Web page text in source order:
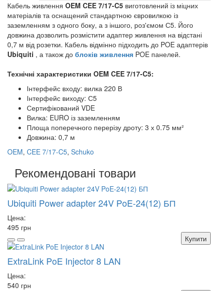
Кабель живлення OEM CEE 7/17-C5 виготовлений із міцних
матеріалів та оснащений стандартною євровилкою із
заземленням з одного боку, а з іншого, роз'ємом С5. Його
довжина дозволить розмістити адаптер живлення на відстані
0,7 м від розетки. Кабель відмінно підходить до POE адаптерів
Ubiquiti , а також до блоків живлення POE панелей.
Технічні характеристики OEM CEE 7/17-C5:
Інтерфейс входу: вилка 220 В
Інтерфейс виходу: С5
Сертифікований VDE
Вилка: EURO із заземленням
Площа поперечного перерізу дроту: 3 х 0.75 мм²
Довжина: 0,7 м
OEM, CEE 7/17-C5, Schuko
Рекомендовані товари
Ubiquiti Power adapter 24V PoE-24(12) БП
Цена:
495 грн
Купити
ExtraLink PoE Injector 8 LAN
Цена:
540 грн